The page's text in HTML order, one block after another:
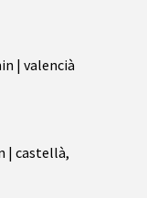
| valencià
| castellà,